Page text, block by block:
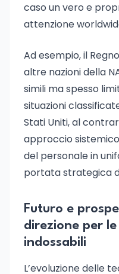
caso un vero e
attenzione
Ad esempio, il
altre nazioni della
simili ma spesso
situazioni
Stati Uniti, al
approccio
del personale in
portata strategica
Futuro e
direzione per
indossabili
L’evoluzione delle